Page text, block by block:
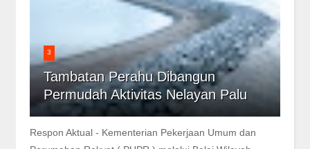
3
Tambatan Perahu Dibangun
Permudah Aktivitas Nelayan Palu
Respon Aktual - Kementerian Pekerjaan Umum dan